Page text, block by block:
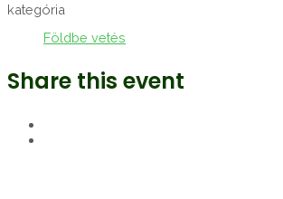
kategória
Földbe vetés
Share this event